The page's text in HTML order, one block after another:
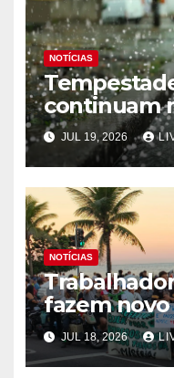
NOTÍCIAS
continuam
SulJUL 19, 2026
NOTÍCIAS
fazem
programa
JUL 18, 2026